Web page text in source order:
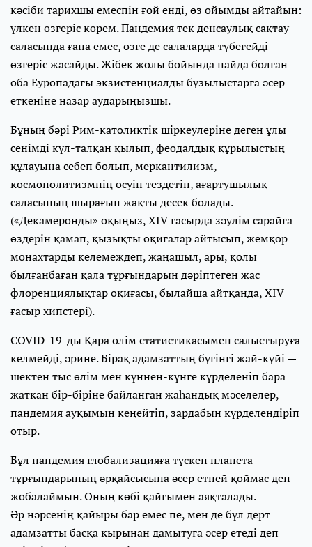
кәсіби тарихшы емеспін ғой енді, өз ойымды айтайын:
үлкен өзгеріс көрем. Пандемия тек денсаулық сақтау
саласында ғана емес, өзге де салаларда түбегейді
өзгеріс жасайды. Жібек жолы бойында пайда болған
оба Еуропадағы экзистенциалды бұзылыстарға әсер
еткеніне назар аударыңызшы.
Бұның бәрі Рим-католиктік шіркеулеріне деген ұлы
сенімді күл-талқан қылып, феодалдық құрылыстың
құлауына себеп болып, меркантилизм,
космополитизмнің өсуін тездетіп, ағартушылық
саласының шырағын жақты десек болады.
(«Декамеронды» оқыңыз, XIV ғасырда зәулім сарайға
өздерін қамап, қызықты оқиғалар айтысып, жемқор
монахтарды келемеждеп, жаңашыл, ары, қолы
былғанбаған қала тұрғындарын дәріптеген жас
флоренциялықтар оқиғасы, былайша айтқанда, XIV
ғасыр хипстері).
COVID-19-ды Қара өлім статистикасымен салыстыруға
келмейді, әрине. Бірақ адамзаттың бүгінгі жай-күйі —
шектен тыс өлім мен күннен-күнге күрделеніп бара
жатқан бір-біріне байланған жаһандық мәселелер,
пандемия ауқымын кеңейтіп, зардабын күрделендіріп
отыр.
Бұл пандемия глобализацияға түскен планета
тұрғындарының әрқайсысына әсер етпей қоймас деп
жобалаймын. Оның көбі қайғымен аяқталады.
Әр нәрсенің қайыры бар емес пе, мен де бұл дерт
адамзатты басқа қырынан дамытуға әсер етеді деп